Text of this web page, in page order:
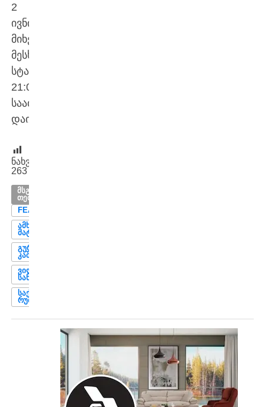
2
ივნისს,
მიხეილ
მესხის
სტადიონზე,
21:00
საათზე
დაიწყება.
ნახვები:
263
ᲛᲡᲒᲐᲕᲡᲘ
ᲗᲔᲛᲔᲑᲘ
FEATURED
ᲐᲛᲮᲐᲜᲐᲒᲣᲠᲘ
ᲛᲐᲢᲩᲘ
ᲒᲣᲠᲐᲛ
ᲙᲐᲨᲘᲐ
ᲕᲘᲚᲘ
ᲡᲐᲜᲘᲝᲚᲘ
ᲡᲐᲥᲐᲠᲗᲕᲔᲚᲝ-
ᲠᲣᲛᲘᲜᲔᲗᲘ